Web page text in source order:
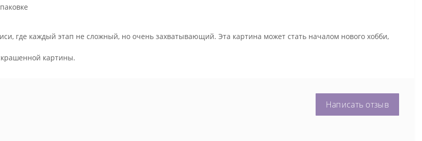
где каждый этап не сложный, но очень захватывающий. Эта картина может стать началом нового хобби,
картины.
Написать отзыв